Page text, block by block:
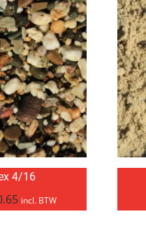
4/16
incl. BTW